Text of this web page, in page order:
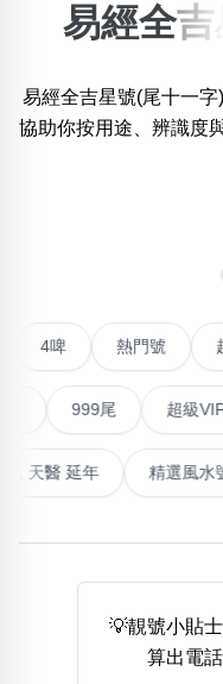
搜尋選項
位置:
一 二 四 五
不包含數字
無0 無1 無2無3無4無5 無
無5字
多8字
5萬以上
易經全
易經全吉星號(尾十一字
協助你按用途、辨識度
熱門號
999尾 超級VIP號
能量生氣 天醫 延年
💡靚號小貼
算出電